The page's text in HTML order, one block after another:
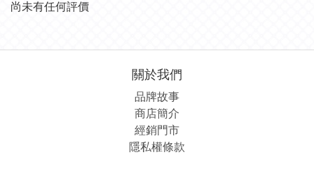
尚未有任何評價
關於我們
品牌故事
商店簡介
經銷門市
隱私權條款